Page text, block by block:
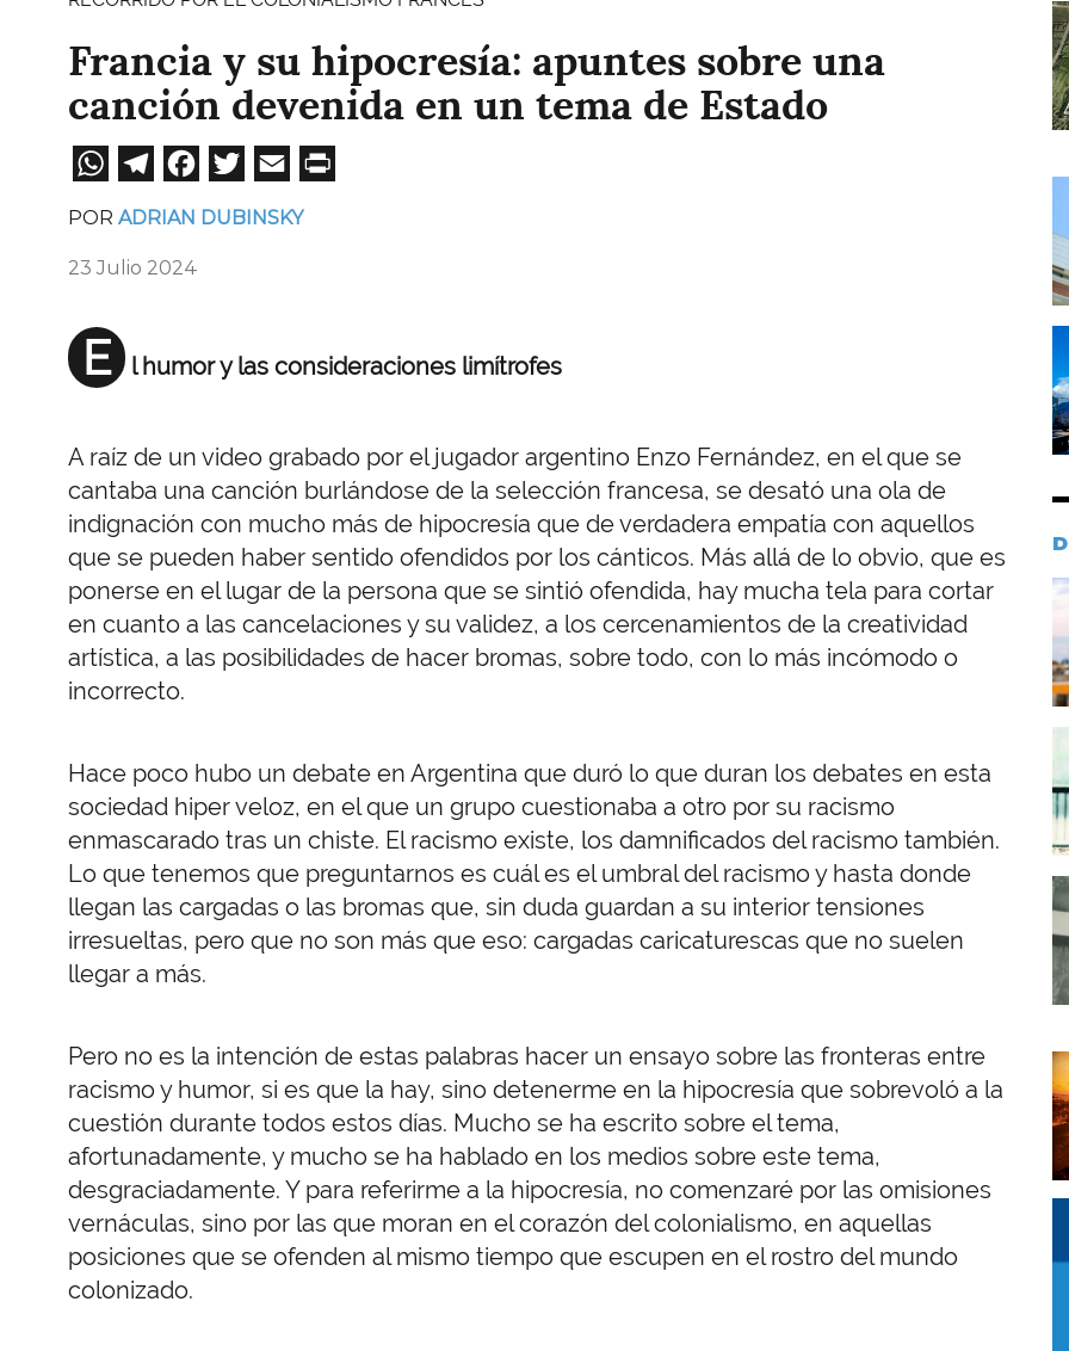
Francia y su hipocresía: apuntes sobre una
canción devenida en un tema de Estado
WhatsApp
Telegram
Facebook
Twitter
Email
POR ADRIAN DUBINSKY
23 Julio 2024
E l humor y las consideraciones limítrofes
A raíz de un video grabado por el jugador argentino Enzo Fernández, en el que se
cantaba una canción burlándose de la selección francesa, se desató una ola de
indignación con mucho más de hipocresía que de verdadera empatía con aquellos
que se pueden haber sentido ofendidos por los cánticos. Más allá de lo obvio, que es
ponerse en el lugar de la persona que se sintió ofendida, hay mucha tela para cortar
en cuanto a las cancelaciones y su validez, a los cercenamientos de la creatividad
artística, a las posibilidades de hacer bromas, sobre todo, con lo más incómodo o
incorrecto.
Hace poco hubo un debate en Argentina que duró lo que duran los debates en esta
sociedad hiper veloz, en el que un grupo cuestionaba a otro por su racismo
enmascarado tras un chiste. El racismo existe, los damnificados del racismo también.
Lo que tenemos que preguntarnos es cuál es el umbral del racismo y hasta donde
llegan las cargadas o las bromas que, sin duda guardan a su interior tensiones
irresueltas, pero que no son más que eso: cargadas caricaturescas que no suelen
llegar a más.
Pero no es la intención de estas palabras hacer un ensayo sobre las fronteras entre
racismo y humor, si es que la hay, sino detenerme en la hipocresía que sobrevoló a la
cuestión durante todos estos días. Mucho se ha escrito sobre el tema,
afortunadamente, y mucho se ha hablado en los medios sobre este tema,
desgraciadamente. Y para referirme a la hipocresía, no comenzaré por las omisiones
vernáculas, sino por las que moran en el corazón del colonialismo, en aquellas
posiciones que se ofenden al mismo tiempo que escupen en el rostro del mundo
colonizado.